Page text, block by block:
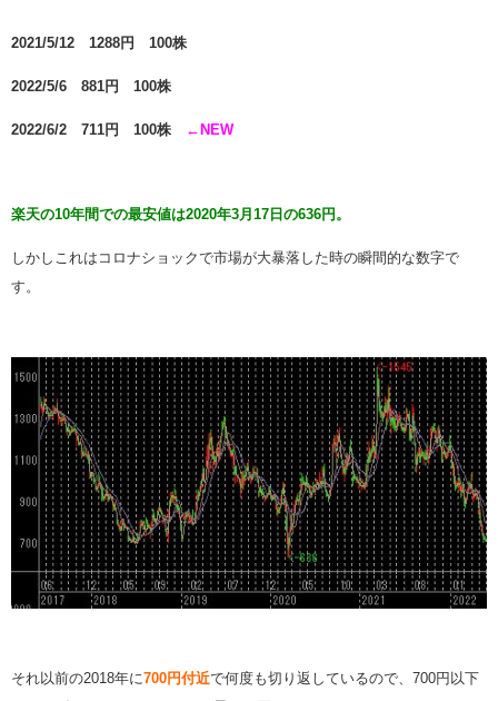
2021/5/12 1288円 100株
2022/5/6 881円 100株
2022/6/2 711円 100株 ←NEW
楽天の10年間での最安値は2020年3月17日の636円。
しかしこれはコロナショックで市場が大暴落した時の瞬間的な数字で
す。
それ以前の2018年に700円付近で何度も切り返しているので、700円以下